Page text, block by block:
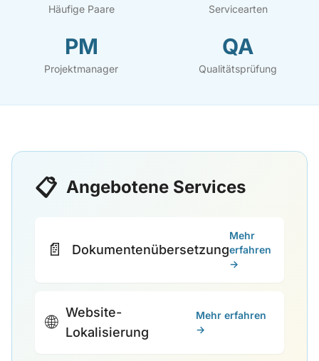
Häufige Paare Servicearten
PM
Projektmanager
QA
Qualitätsprüfung
📋 Angebotene Services
📄 Dokumentenübersetzung
Mehr
erfahren
→
🌐 Website-
Lokalisierung
Mehr erfahren
→